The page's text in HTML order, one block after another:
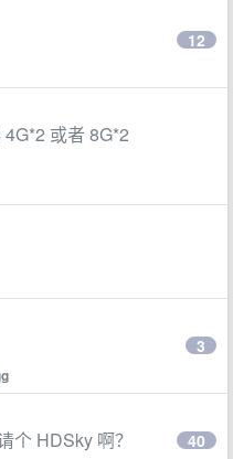
12
或者 8G*2
3
个 HDSky 啊？ 40